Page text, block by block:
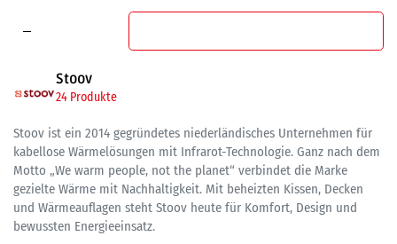
Stoov
24 Produkte
Stoov ist ein 2014 gegründetes niederländisches Unternehmen für
kabellose Wärmelösungen mit Infrarot-Technologie. Ganz nach dem
Motto „We warm people, not the planet“ verbindet die Marke
gezielte Wärme mit Nachhaltigkeit. Mit beheizten Kissen, Decken
und Wärmeauflagen steht Stoov heute für Komfort, Design und
bewussten Energieeinsatz.